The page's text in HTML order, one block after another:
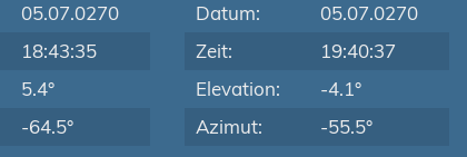
05.07.0270
18:43:35
5.4°
-64.5°
Datum:
05.07.0270
Zeit:
19:40:37
Elevation:
-4.1°
Azimut:
-55.5°